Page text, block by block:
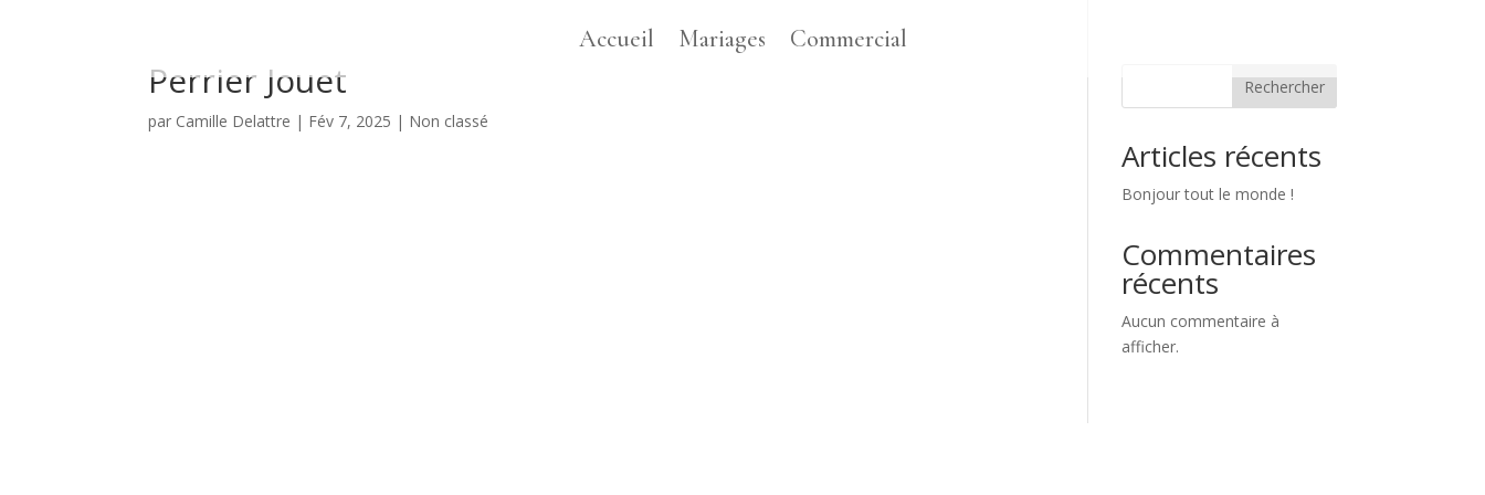
Accueil Mariages Commercial
Perrier Jouet
par Camille Delattre | Fév 7, 2025 | Non classé
Rechercher
Articles récents
Bonjour tout le monde !
Commentaires
récents
Aucun commentaire à
afficher.